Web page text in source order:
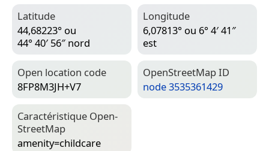
Latitude
44,68223° ou
44° 40′ 56″ nord
Longitude
6,07813° ou 6° 4′ 41″
est
Open location code
8FP8M3JH+V7
Open­Street­Map ID
node 3535361429
Caractéristique Open­
Street­Map
amenity=­childcare